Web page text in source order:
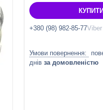
+380 (98) 982-85-77Viber
днів за домовленістю